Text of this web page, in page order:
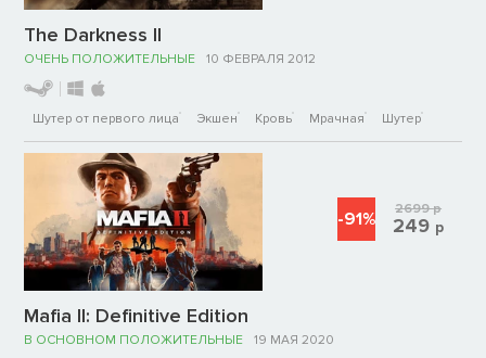
The Darkness II
ОЧЕНЬ ПОЛОЖИТЕЛЬНЫЕ 10 ФЕВРАЛЯ 2012
Шутер от первого лица Экшен Кровь Мрачная Шутер
Mafia II: Definitive Edition
В ОСНОВНОМ ПОЛОЖИТЕЛЬНЫЕ 19 МАЯ 2020
-91% 2699р
249 р